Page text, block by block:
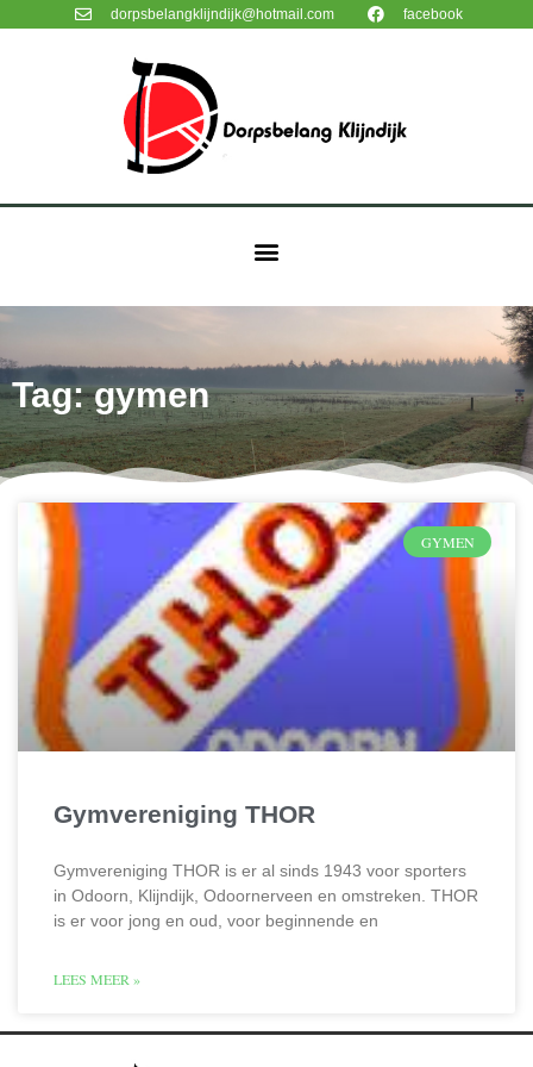
dorpsbelangklijndijk@hotmail.com facebook
Tag: gymen
GYMEN
Gymvereniging THOR
Gymvereniging THOR is er al sinds 1943 voor sporters
in Odoorn, Klijndijk, Odoornerveen en omstreken. THOR
is er voor jong en oud, voor beginnende en
LEES MEER »